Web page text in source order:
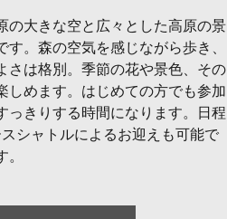
の大きな空と広々とした高原の景
。森の空気を感じながら歩き、
さは格別。季節の花や景色、その
しめます。はじめての方でも参加
っきりする時間になります。日程
シャトルによるお迎えも可能で
。